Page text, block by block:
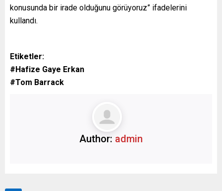
konusunda bir irade olduğunu görüyoruz” ifadelerini
kullandı.
Etiketler:
#Hafize Gaye Erkan
#Tom Barrack
Author: admin